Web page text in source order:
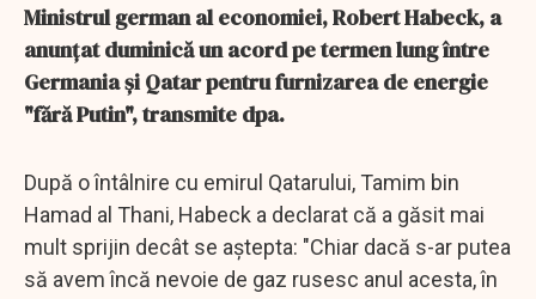
Ministrul german al economiei, Robert Habeck, a
anunţat duminică un acord pe termen lung între
Germania şi Qatar pentru furnizarea de energie
"fără Putin", transmite dpa.
După o întâlnire cu emirul Qatarului, Tamim bin
Hamad al Thani, Habeck a declarat că a găsit mai
mult sprijin decât se aştepta: "Chiar dacă s-ar putea
să avem încă nevoie de gaz rusesc anul acesta, în